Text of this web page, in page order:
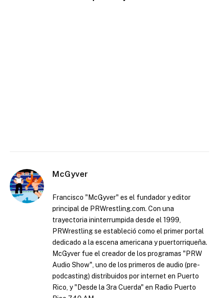
McGyver
Francisco "McGyver" es el fundador y editor
principal de PRWrestling.com. Con una
trayectoria ininterrumpida desde el 1999,
PRWrestling se estableció como el primer portal
dedicado a la escena americana y puertorriqueña.
McGyver fue el creador de los programas "PRW
Audio Show", uno de los primeros de audio (pre-
podcasting) distribuidos por internet en Puerto
Rico, y "Desde la 3ra Cuerda" en Radio Puerto